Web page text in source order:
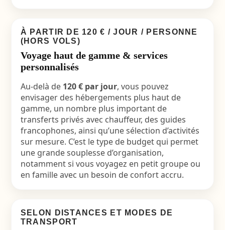
À PARTIR DE 120 € / JOUR / PERSONNE
(HORS VOLS)
Voyage haut de gamme & services
personnalisés
Au-delà de 120 € par jour, vous pouvez
envisager des hébergements plus haut de
gamme, un nombre plus important de
transferts privés avec chauffeur, des guides
francophones, ainsi qu’une sélection d’activités
sur mesure. C’est le type de budget qui permet
une grande souplesse d’organisation,
notamment si vous voyagez en petit groupe ou
en famille avec un besoin de confort accru.
SELON DISTANCES ET MODES DE
TRANSPORT